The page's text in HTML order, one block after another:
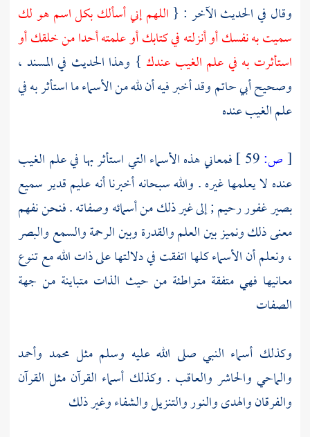
وقال في الحديث الآخر : { اللهم إني أسألك بكل اسم هو لك
سميت به نفسك أو أنزلته في كتابك أو علمته أحدا من خلقك أو
استأثرت به في علم الغيب عندك } وهذا الحديث في المسند ،
وصحيحأبي حاتموقد أخبر فيه أن لله من الأسماء ما استأثر به في
علم الغيب عنده
[ص:
فمعاني هذه الأسماء التي استأثر بها في علم الغيب
عنده لا يعلمها غيره . والله سبحانه أخبرنا أنه عليم قدير سميع
بصير غفور رحيم ; إلى غير ذلك من أسمائه وصفاته . فنحن نفهم
معنى ذلك ونميز بين العلم والقدرة وبين الرحمة والسمع والبصر
، ونعلم أن الأسماء كلها اتفقت في دلالتها على ذات الله مع تنوع
معانيها فهي متفقة متواطئة من حيث الذات متباينة من جهة
الصفات
وكذلك أسماء النبي صلى الله عليه وسلم مثل محمد وأحمد
والماحي والحاشر والعاقب . وكذلك أسماء القرآن مثل القرآن
والفرقان والهدى والنور والتنزيل والشفاء وغير ذلك